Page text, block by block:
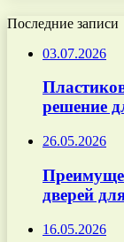
Последние записи
03.07.2026
решение
26.05.2026
дверей
16.05.2026